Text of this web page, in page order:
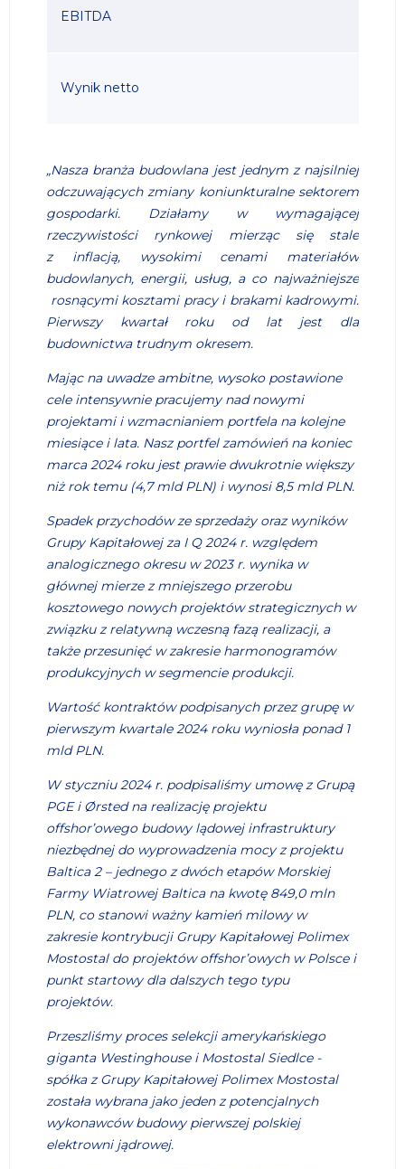
EBITDA
Wynik netto
„Nasza branża budowlana jest jednym z najsilniej
odczuwających zmiany koniunkturalne sektorem
gospodarki. Działamy w wymagającej
rzeczywistości rynkowej mierząc się stale
z inflacją, wysokimi cenami materiałów
budowlanych, energii, usług, a co najważniejsze
rosnącymi kosztami pracy i brakami kadrowymi.
Pierwszy kwartał roku od lat jest dla
budownictwa trudnym okresem.
Mając na uwadze ambitne, wysoko postawione
cele intensywnie pracujemy nad nowymi
projektami i wzmacnianiem portfela na kolejne
miesiące i lata. Nasz portfel zamówień na koniec
marca 2024 roku jest prawie dwukrotnie większy
niż rok temu (4,7 mld PLN) i wynosi 8,5 mld PLN.
Spadek przychodów ze sprzedaży oraz wyników
Grupy Kapitałowej za I Q 2024 r. względem
analogicznego okresu w 2023 r. wynika w
głównej mierze z mniejszego przerobu
kosztowego nowych projektów strategicznych w
związku z relatywną wczesną fazą realizacji, a
także przesunięć w zakresie harmonogramów
produkcyjnych w segmencie produkcji.
Wartość kontraktów podpisanych przez grupę w
pierwszym kwartale 2024 roku wyniosła ponad 1
mld PLN.
W styczniu 2024 r. podpisaliśmy umowę z Grupą
PGE i Ørsted na realizację projektu
offshor’owego budowy lądowej infrastruktury
niezbędnej do wyprowadzenia mocy z projektu
Baltica 2 – jednego z dwóch etapów Morskiej
Farmy Wiatrowej Baltica na kwotę 849,0 mln
PLN, co stanowi ważny kamień milowy w
zakresie kontrybucji Grupy Kapitałowej Polimex
Mostostal do projektów offshor’owych w Polsce i
punkt startowy dla dalszych tego typu
projektów.
Przeszliśmy proces selekcji amerykańskiego
giganta Westinghouse i Mostostal Siedlce -
spółka z Grupy Kapitałowej Polimex Mostostal
została wybrana jako jeden z potencjalnych
wykonawców budowy pierwszej polskiej
elektrowni jądrowej.